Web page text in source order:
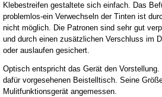
Klebestreifen gestaltete sich einfach. Das
problemlos-ein Verwechseln der Tinten ist
nicht möglich. Die Patronen sind sehr gut
und durch einen zusätzlichen Verschluss im
oder auslaufen gesichert.
Optisch entspricht das Gerät den
dafür vorgesehenen Beistelltisch. Seine
Mulitfunktionsgerät angemessen.